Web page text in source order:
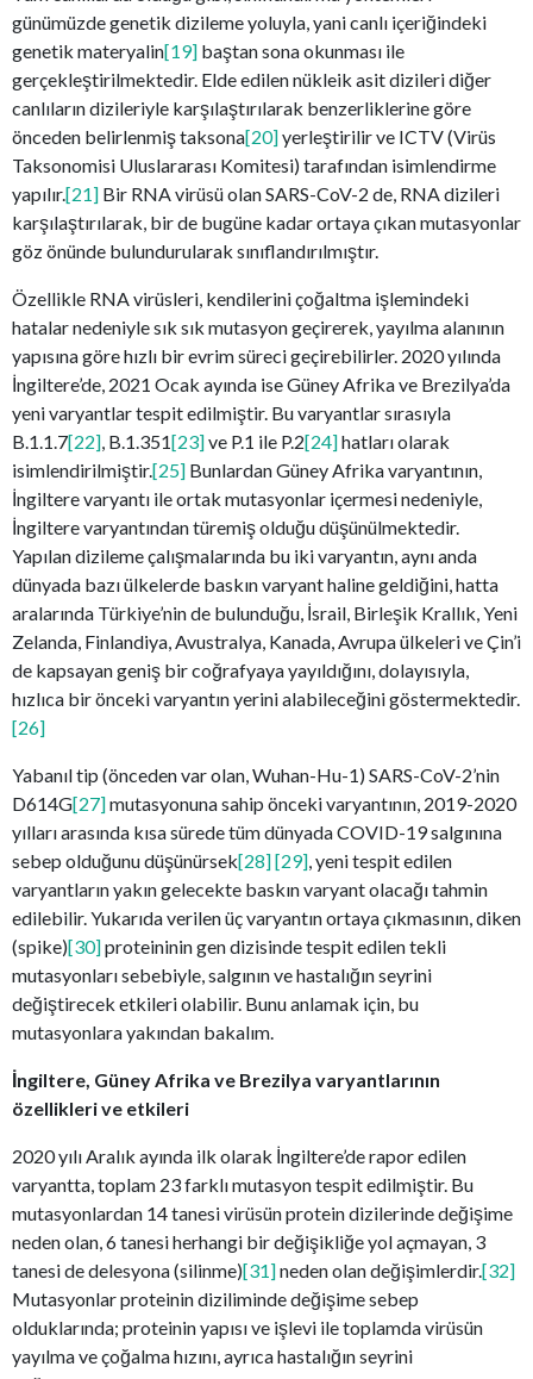
günümüzde genetik dizileme yoluyla, yani canlı içeriğindeki
genetik materyalin[19] baştan sona okunması ile
gerçekleştirilmektedir. Elde edilen nükleik asit dizileri diğer
canlıların dizileriyle karşılaştırılarak benzerliklerine göre
önceden belirlenmiş taksona[20]yerleştirilir ve ICTV (Virüs
Taksonomisi Uluslararası Komitesi) tarafından isimlendirme
yapılır.[21] Bir RNA virüsü olan SARS-CoV-2 de, RNA dizileri
karşılaştırılarak, bir de bugüne kadar ortaya çıkan mutasyonlar
göz önünde bulundurularak sınıflandırılmıştır.
Özellikle RNA virüsleri, kendilerini çoğaltma işlemindeki
hatalar nedeniyle sık sık mutasyon geçirerek, yayılma alanının
yapısına göre hızlı bir evrim süreci geçirebilirler. 2020 yılında
İngiltere’de, 2021 Ocak ayında ise Güney Afrika ve Brezilya’da
yeni varyantlar tespit edilmiştir. Bu varyantlar sırasıyla
B.1.1.7[22], B.1.351[23]ve P.1 ile P.2[24]hatları olarak
isimlendirilmiştir.[25] Bunlardan Güney Afrika varyantının,
İngiltere varyantı ile ortak mutasyonlar içermesi nedeniyle,
İngiltere varyantından türemiş olduğu düşünülmektedir.
Yapılan dizileme çalışmalarında bu iki varyantın, aynı anda
dünyada bazı ülkelerde baskın varyant haline geldiğini, hatta
aralarında Türkiye’nin de bulunduğu, İsrail, Birleşik Krallık, Yeni
Zelanda, Finlandiya, Avustralya, Kanada, Avrupa ülkeleri ve Çin’i
de kapsayan geniş bir coğrafyaya yayıldığını, dolayısıyla,
hızlıca bir önceki varyantın yerini alabileceğini göstermektedir.
[26]
Yabanıl tip (önceden var olan, Wuhan-Hu-1) SARS-CoV-2’nin
D614G[27]mutasyonuna sahip önceki varyantının, 2019-2020
yılları arasında kısa sürede tüm dünyada COVID-19 salgınına
sebep olduğunu düşünürsek[28][29], yeni tespit edilen
varyantların yakın gelecekte baskın varyant olacağı tahmin
edilebilir. Yukarıda verilen üç varyantın ortaya çıkmasının, diken
(spike)[30]proteininin gen dizisinde tespit edilen tekli
mutasyonları sebebiyle, salgının ve hastalığın seyrini
değiştirecek etkileri olabilir. Bunu anlamak için, bu
mutasyonlara yakından bakalım.
İngiltere, Güney Afrika ve Brezilya varyantlarının
özellikleri ve etkileri
2020 yılı Aralık ayında ilk olarak İngiltere’de rapor edilen
varyantta, toplam 23 farklı mutasyon tespit edilmiştir. Bu
mutasyonlardan 14 tanesi virüsün protein dizilerinde değişime
neden olan, 6 tanesi herhangi bir değişikliğe yol açmayan, 3
tanesi de delesyona (silinme)[31]neden olan değişimlerdir.[32]
Mutasyonlar proteinin diziliminde değişime sebep
olduklarında; proteinin yapısı ve işlevi ile toplamda virüsün
yayılma ve çoğalma hızını, ayrıca hastalığın seyrini